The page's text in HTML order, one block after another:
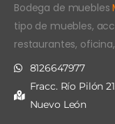
Bodega de muebles
tipo de muebles,
restaurantes,
8126647977
Fracc. Río Pilón
Nuevo León